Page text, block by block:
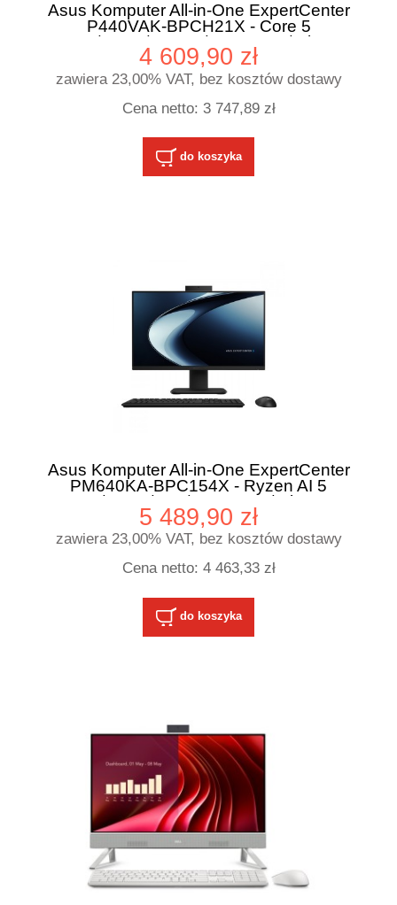
Asus Komputer All-in-One ExpertCenter
P440VAK-BPCH21X - Core 5
210H/16GB/512GB/23,8" FHD/Win 11
PRO/3YRS
4 609,90 zł
zawiera 23,00% VAT, bez kosztów dostawy
Cena netto: 3 747,89 zł
do koszyka
Asus Komputer All-in-One ExpertCenter
PM640KA-BPC154X - Ryzen AI 5
330/16GB/1TB/23,8" FHD/Win 11
PRO/3YRS
5 489,90 zł
zawiera 23,00% VAT, bez kosztów dostawy
Cena netto: 4 463,33 zł
do koszyka